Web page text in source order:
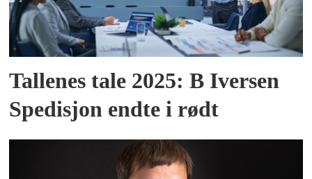
Tallenes tale 2025: B Iversen
Spedisjon endte i rødt